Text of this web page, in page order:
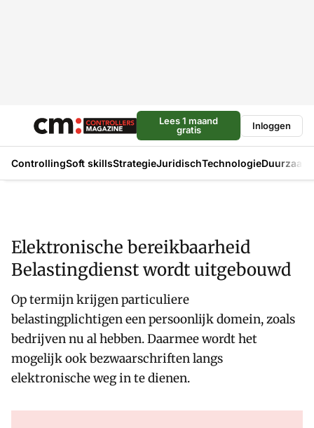
Lees 1 maand
gratis
Inloggen
ControllingSoft skillsStrategieJuridischTechnologie
Elektronische bereikbaarheid
Belastingdienst wordt uitgebouwd
Op termijn krijgen particuliere
belastingplichtigen een persoonlijk domein, zoals
bedrijven nu al hebben. Daarmee wordt het
mogelijk ook bezwaarschriften langs
elektronische weg in te dienen.